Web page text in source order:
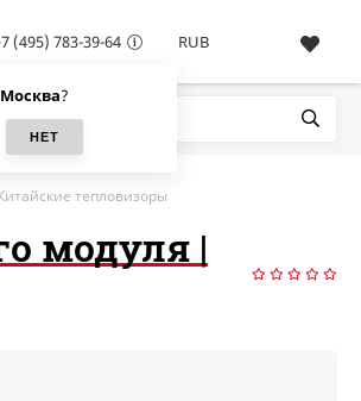
Москва?
(495) 783-39-64 RUB
тепловизоры
модуля |